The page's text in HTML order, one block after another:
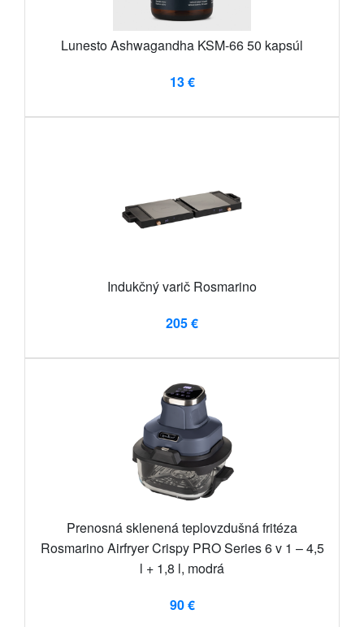
Lunesto Ashwagandha KSM-66 50 kapsúl
13 €
Indukčný varič Rosmarino
205 €
Prenosná sklenená teplovzdušná fritéza
Rosmarino Airfryer Crispy PRO Series 6 v 1 – 4,5
l + 1,8 l, modrá
90 €